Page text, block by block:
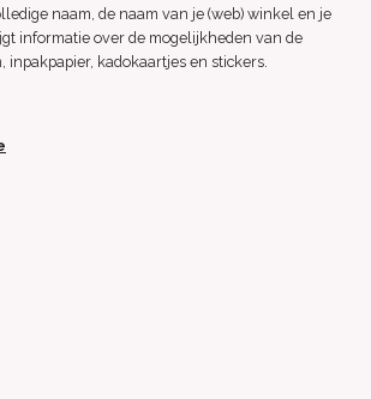
naam, de naam van je (web) winkel en je
informatie over de mogelijkheden van de
kadokaartjes en stickers.